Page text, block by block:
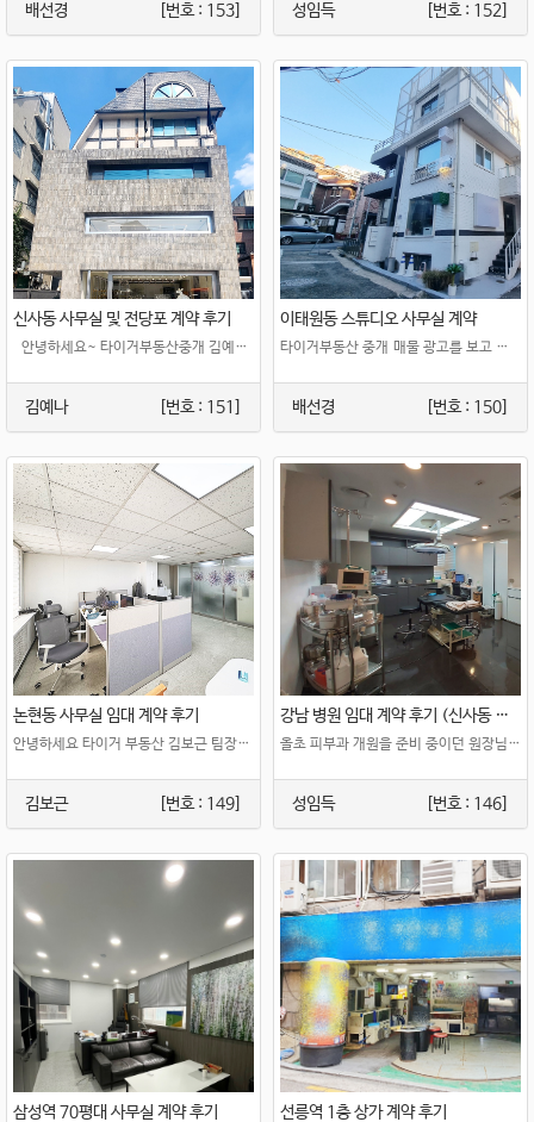
[번호 : 153]
배선경 [번호 : 152]
성임득
신사동 사무실 및 전당포 계약 후기
안녕하세요~ 타이거부동산중개 김예나 과장입니다 \ud83d\ude0a ..
[번호 : 151]
김예나
이태원동 스튜디오 사무실 계약
타이거부동산 중개 매물 광고를 보고 바로 현장 미팅 일정이 잡혀 갔던 이태원동..
[번호 : 150]
배선경
논현동 사무실 임대 계약 후기
안녕하세요 타이거 부동산 김보근 팀장입니다~~!!! 이번엔 저희 부동산..
[번호 : 149]
김보근
강남 병원 임대 계약 후기 (신사동 피부과 스토리)
올초 피부과 개원을 준비 중이던 원장님과 함께 병원 임대차 계약을 성공적으로 마무리했습니다..
[번호 : 146]
성임득
삼성역 70평대 사무실 계약 후기 선릉역 1층 상가 계약 후기